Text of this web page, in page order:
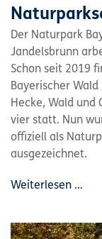
Der Naturpark
Jandelsbrunn
Schon seit 2019
Bayerischer
Hecke, Wald und
vier statt. Nun
offiziell als
ausgezeichnet.
Weiterlesen …